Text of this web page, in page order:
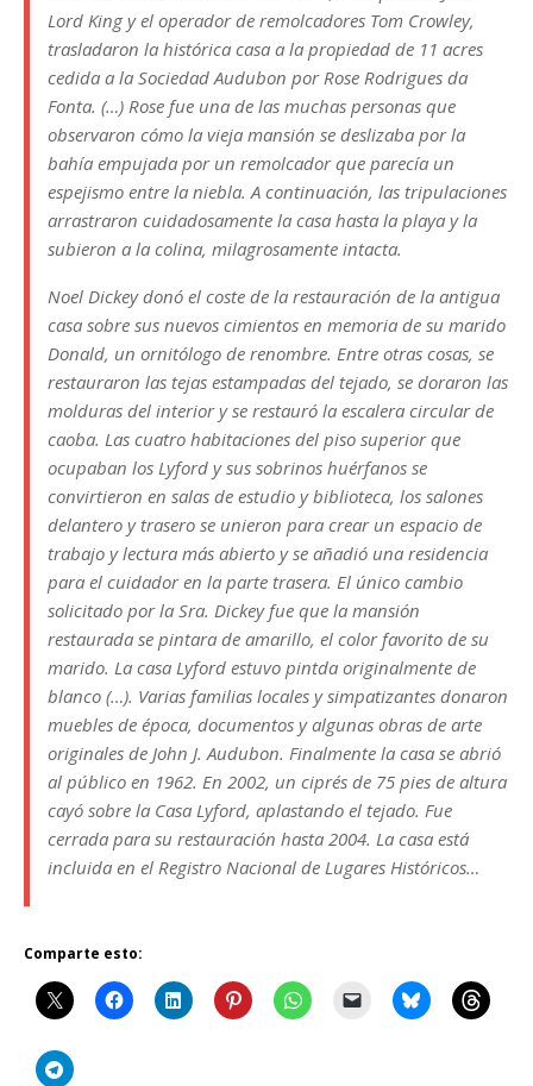
Lord King y el operador de remolcadores Tom Crowley,
trasladaron la histórica casa a la propiedad de 11 acres
cedida a la Sociedad Audubon por Rose Rodrigues da
Fonta. (…) Rose fue una de las muchas personas que
observaron cómo la vieja mansión se deslizaba por la
bahía empujada por un remolcador que parecía un
espejismo entre la niebla. A continuación, las tripulaciones
arrastraron cuidadosamente la casa hasta la playa y la
subieron a la colina, milagrosamente intacta.
Noel Dickey donó el coste de la restauración de la antigua
casa sobre sus nuevos cimientos en memoria de su marido
Donald, un ornitólogo de renombre. Entre otras cosas, se
restauraron las tejas estampadas del tejado, se doraron las
molduras del interior y se restauró la escalera circular de
caoba. Las cuatro habitaciones del piso superior que
ocupaban los Lyford y sus sobrinos huérfanos se
convirtieron en salas de estudio y biblioteca, los salones
delantero y trasero se unieron para crear un espacio de
trabajo y lectura más abierto y se añadió una residencia
para el cuidador en la parte trasera. El único cambio
solicitado por la Sra. Dickey fue que la mansión
restaurada se pintara de amarillo, el color favorito de su
marido. La casa Lyford estuvo pintda originalmente de
blanco (…). Varias familias locales y simpatizantes donaron
muebles de época, documentos y algunas obras de arte
originales de John J. Audubon. Finalmente la casa se abrió
al público en 1962. En 2002, un ciprés de 75 pies de altura
cayó sobre la Casa Lyford, aplastando el tejado. Fue
cerrada para su restauración hasta 2004. La casa está
incluida en el Registro Nacional de Lugares Históricos…
Comparte esto: